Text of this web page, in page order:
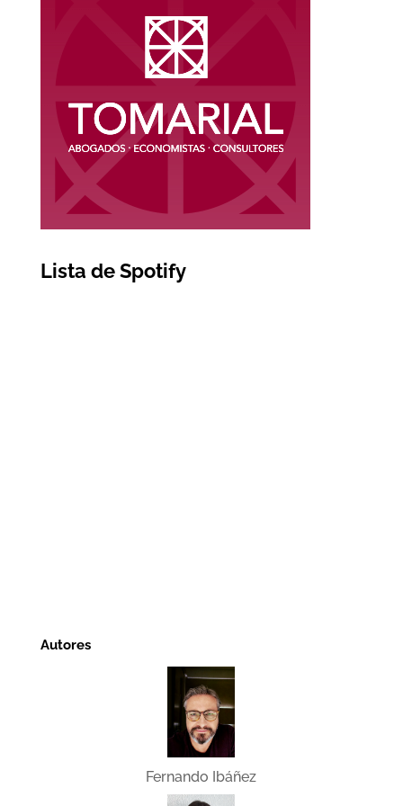
Lista de Spotify
Autores
Fernando Ibáñez